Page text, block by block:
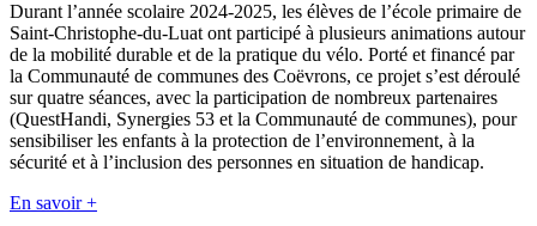
Durant l’année scolaire 2024-2025, les élèves de l’école primaire de
Saint-Christophe-du-Luat ont participé à plusieurs animations autour
de la mobilité durable et de la pratique du vélo. Porté et financé par
la Communauté de communes des Coëvrons, ce projet s’est déroulé
sur quatre séances, avec la participation de nombreux partenaires
(QuestHandi, Synergies 53 et la Communauté de communes), pour
sensibiliser les enfants à la protection de l’environnement, à la
sécurité et à l’inclusion des personnes en situation de handicap.
En savoir +